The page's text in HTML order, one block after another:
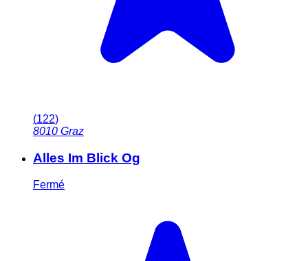
(122)
8010 Graz
Alles Im Blick Og
Fermé